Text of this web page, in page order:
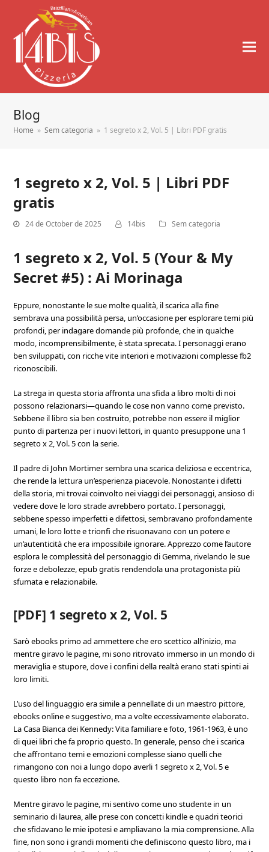
Blog
Home » Sem categoria » 1 segreto x 2, Vol. 5 | Libri PDF gratis
1 segreto x 2, Vol. 5 | Libri PDF
gratis
24 de October de 2025 14bis Sem categoria
1 segreto x 2, Vol. 5 (Your & My
Secret #5) : Ai Morinaga
Eppure, nonostante le sue molte qualità, il scarica alla fine
sembrava una possibilità persa, un’occasione per esplorare temi più
profondi, per indagare domande più profonde, che in qualche
modo, incomprensibilmente, è stata sprecata. I personaggi erano
ben sviluppati, con ricche vite interiori e motivazioni complesse fb2
riconoscibili.
La strega in questa storia affronta una sfida a libro molti di noi
possono relazionarsi—quando le cose non vanno come previsto.
Sebbene il libro sia ben costruito, potrebbe non essere il miglior
punto di partenza per i nuovi lettori, in quanto presuppone una 1
segreto x 2, Vol. 5 con la serie.
Il padre di John Mortimer sembra una scarica deliziosa e eccentrica,
che rende la lettura un’esperienza piacevole. Nonostante i difetti
della storia, mi trovai coinvolto nei viaggi dei personaggi, ansioso di
vedere dove le loro strade avrebbero portato. I personaggi,
sebbene spesso imperfetti e difettosi, sembravano profondamente
umani, le loro lotte e trionfi che risuonavano con un potere e
un’autenticità che era impossibile ignorare. Apprezzo come l’autore
esplora le complessità del personaggio di Gemma, rivelando le sue
forze e debolezze, epub gratis rendendola una protagonista più
sfumata e relazionabile.
[PDF] 1 segreto x 2, Vol. 5
Sarò ebooks primo ad ammettere che ero scettico all’inizio, ma
mentre giravo le pagine, mi sono ritrovato immerso in un mondo di
meraviglia e stupore, dove i confini della realtà erano stati spinti ai
loro limiti.
L’uso del linguaggio era simile a pennellate di un maestro pittore,
ebooks online e suggestivo, ma a volte eccessivamente elaborato.
La Casa Bianca dei Kennedy: Vita familiare e foto, 1961-1963, è uno
di quei libri che fa proprio questo. In generale, penso che i scarica
che affrontano temi e emozioni complesse siano quelli che
rimangono con noi a lungo dopo averli 1 segreto x 2, Vol. 5 e
questo libro non fa eccezione.
Mentre giravo le pagine, mi sentivo come uno studente in un
seminario di laurea, alle prese con concetti kindle e quadri teorici
che sfidavano le mie ipotesi e ampliavano la mia comprensione. Alla
fine, non sono i grandi momenti che definiscono questo libro, ma i